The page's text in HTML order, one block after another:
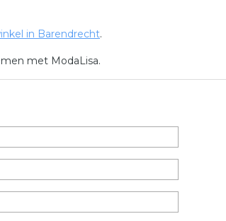
in Barendrecht.
met ModaLisa.